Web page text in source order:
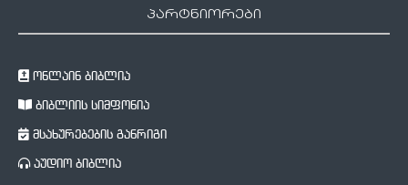
პარტნიორები
ონლაინ ბიბლია
ბიბლიის სიმფონია
მსახურებების განრიგი
აუდიო ბიბლია